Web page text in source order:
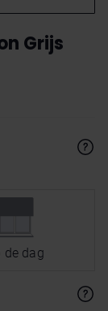
Grijs
de dag